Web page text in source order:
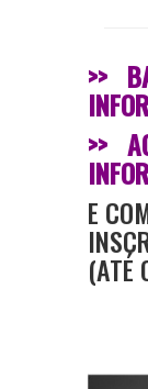
>>
>>
E
(ATÉ